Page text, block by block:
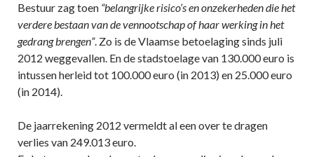
Bestuur zag toen “belangrijke risico’s en onzekerheden die het
verdere bestaan van de vennootschap of haar werking in het
gedrang brengen”. Zo is de Vlaamse betoelaging sinds juli
2012 weggevallen. En de stadstoelage van 130.000 euro is
intussen herleid tot 100.000 euro (in 2013) en 25.000 euro
(in 2014).
De jaarrekening 2012 vermeldt al een over te dragen
verlies van 249.013 euro.